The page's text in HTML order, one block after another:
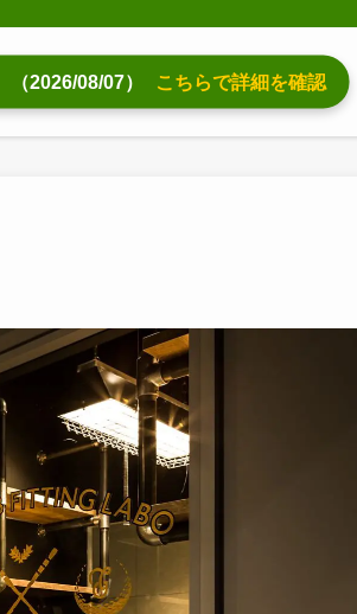
（2026/08/07） こちらで詳細を確認